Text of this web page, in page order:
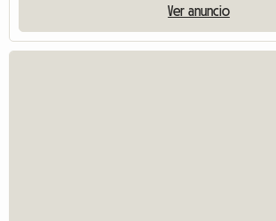
Ver anuncio